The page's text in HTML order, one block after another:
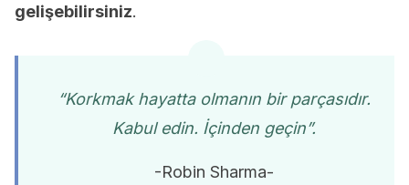
gelişebilirsiniz.
“Korkmak hayatta olmanın bir parçasıdır.
Kabul edin. İçinden geçin”.
-Robin Sharma-